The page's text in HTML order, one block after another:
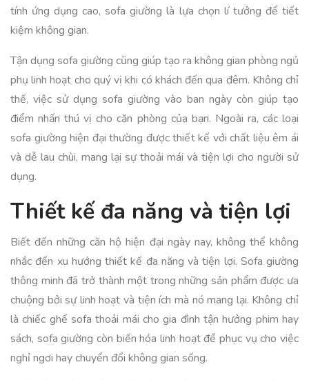
tính ứng dụng cao, sofa giường là lựa chọn lí tưởng để tiết
kiệm không gian.
Tận dụng sofa giường cũng giúp tạo ra không gian phòng ngủ
phụ linh hoạt cho quý vị khi có khách đến qua đêm. Không chỉ
thế, việc sử dụng sofa giường vào ban ngày còn giúp tạo
điểm nhấn thú vị cho căn phòng của bạn. Ngoài ra, các loại
sofa giường hiện đại thường được thiết kế với chất liệu êm ái
và dễ lau chùi, mang lại sự thoải mái và tiện lợi cho người sử
dụng.
Thiết kế đa năng và tiện lợi
Biết đến những căn hộ hiện đại ngày nay, không thể không
nhắc đến xu hướng thiết kế đa năng và tiện lợi. Sofa giường
thông minh đã trở thành một trong những sản phẩm được ưa
chuộng bởi sự linh hoạt và tiện ích mà nó mang lại. Không chỉ
là chiếc ghế sofa thoải mái cho gia đình tận hưởng phim hay
sách, sofa giường còn biến hóa linh hoạt để phục vụ cho việc
nghỉ ngơi hay chuyển đổi không gian sống.